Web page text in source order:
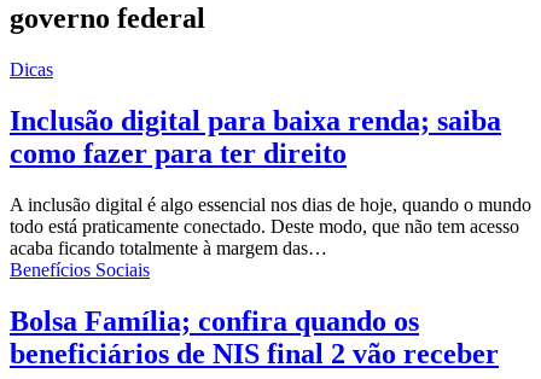
governo federal
Dicas
Inclusão digital para baixa renda; saiba
como fazer para ter direito
A inclusão digital é algo essencial nos dias de hoje, quando o mundo
todo está praticamente conectado. Deste modo, que não tem acesso
acaba ficando totalmente à margem das…
Benefícios Sociais
Bolsa Família; confira quando os
beneficiários de NIS final 2 vão receber